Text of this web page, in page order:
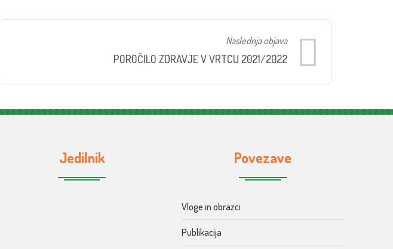
Naslednja objava
POROČILO ZDRAVJE V VRTCU 2021/2022
Jedilnik Povezave
Vloge in obrazci
Publikacija